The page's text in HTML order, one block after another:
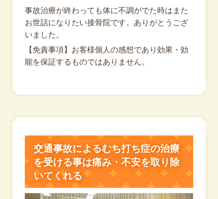
事故治療が終わっても体に不調がでた時はまた
お世話になりたい接骨院です。ありがとうござ
いました。
【免責事項】お客様個人の感想であり効果・効
能を保証するものではありません。
交通事故によるむち打ち症の治療
を受ける事は痛み・不安を取り除
いてくれる